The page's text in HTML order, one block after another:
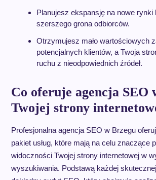
Planujesz ekspansję na nowe
szerszego grona odbiorców.
Otrzymujesz mało wartościowych
potencjalnych klientów, a Twoja
ruchu z nieodpowiednich źródeł.
Co oferuje agencja SEO
Twojej strony
Profesjonalna agencja SEO w Brzegu
pakiet usług, które mają na celu znaczące
widoczności Twojej strony internetowej w
wyszukiwania. Podstawą każdej